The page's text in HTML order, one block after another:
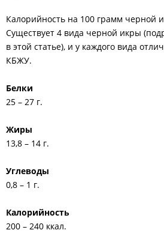
Калорийность на 100 грамм черной
Существует 4 вида черной икры
в этой статье), и у каждого вида
КБЖУ.
Белки
25 – 27 г.
Жиры
13,8 – 14 г.
Углеводы
0,8 – 1 г.
Калорийность
200 – 240 ккал.